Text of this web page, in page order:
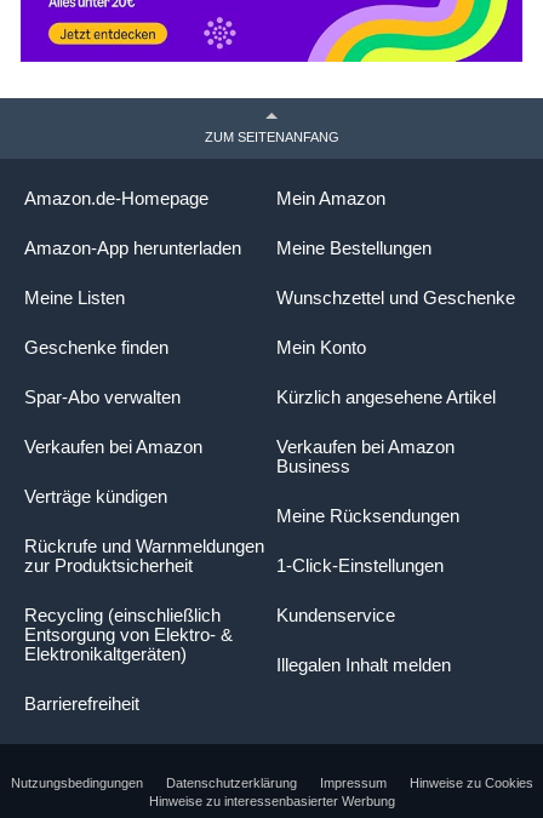
ZUM SEITENANFANG
Mein Amazon
Meine Bestellungen
Wunschzettel und Geschenke
Mein Konto
Kürzlich angesehene Artikel
Verkaufen bei Amazon
Business
Meine Rücksendungen
1-Click-Einstellungen
Kundenservice
Illegalen Inhalt melden
Amazon.de-Homepage
Amazon-App herunterladen
Meine Listen
Geschenke finden
Spar-Abo verwalten
Verkaufen bei Amazon
Verträge kündigen
Rückrufe und Warnmeldungen
zur Produktsicherheit
Recycling (einschließlich
Entsorgung von Elektro- &
Elektronikaltgeräten)
Barrierefreiheit
Nutzungsbedingungen Datenschutzerklärung Impressum
Hinweise zu Cookies
Hinweise zu interessenbasierter Werbung